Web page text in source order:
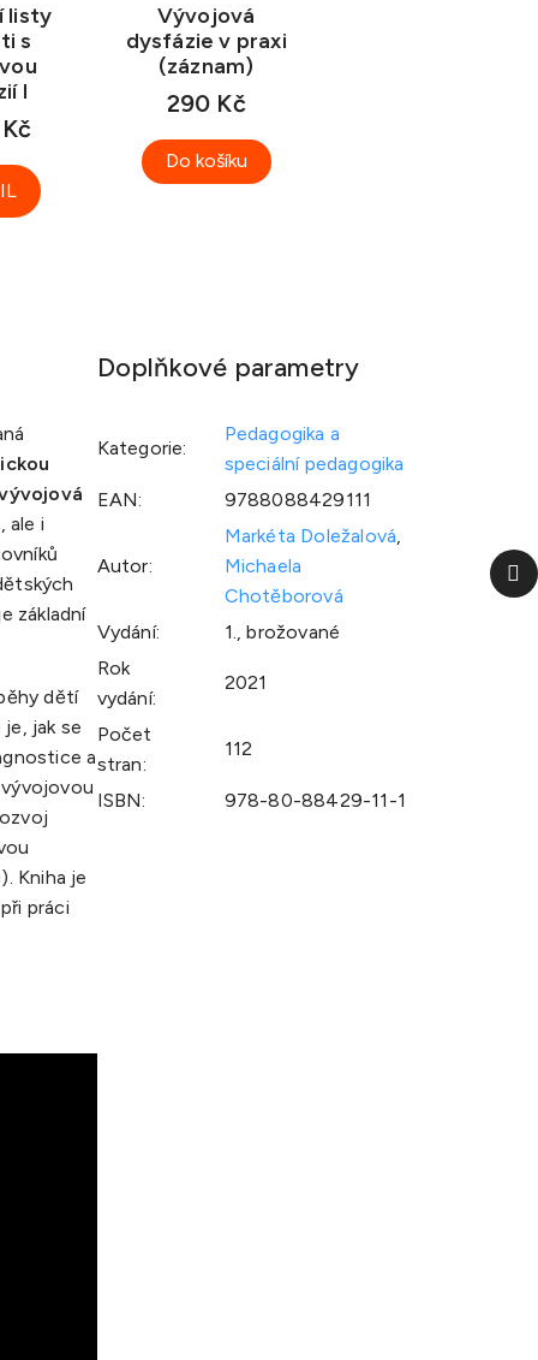
listy
s
I
Vývojová
dysfázie v praxi
(záznam)
290 Kč
Do košíku
ale i
základní
dětí
jak se
a
Kniha je
práci
Doplňkové parametry
Kategorie:
Pedagogika a
speciální pedagogika
EAN: 9788088429111
Autor:
Markéta Doležalová
Michaela
Chotěborová
Vydání:
1., brožované
Rok
vydání:
2021
Počet
stran:
112
ISBN: 978-80-88429-11-1